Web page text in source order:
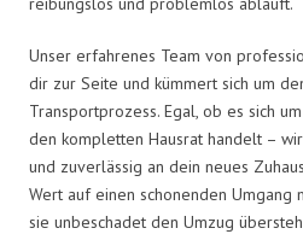
Unser erfahrenes Team von
dir zur Seite und kümmert sich um
Transportprozess. Egal, ob es sich
den kompletten Hausrat handelt –
und zuverlässig an dein neues
Wert auf einen schonenden Umgang
sie unbeschadet den Umzug